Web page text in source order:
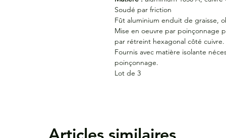
Soudé par friction
Fût aluminium enduit de graisse,
Mise en oeuvre par poinçonnage
par rétreint hexagonal côté cuivre.
Fournis avec matière isolante
poinçonnage.
Lot de 3
Articles similaires